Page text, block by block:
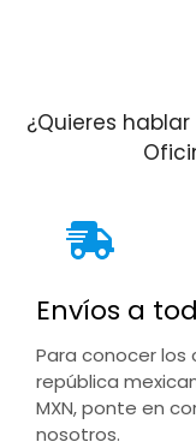
¿Quieres
Envíos a
Para conocer los
república
MXN, ponte en
nosotros.